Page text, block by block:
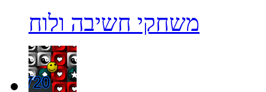
משחקי חשיבה ולוח